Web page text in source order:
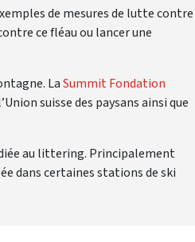
de mesures de lutte contre
ce fléau ou lancer une
LaSummit Fondation
suisse des paysans ainsi que
au littering. Principalement
dans certaines stations de ski